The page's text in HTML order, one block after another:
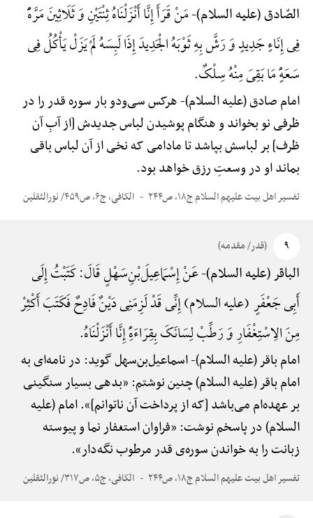
الصّادق (علیه السلام)-مَنْ قَرَأَ إِنَّا أَنْزَلْنَاهُ ثِنْتَیْنِ وَ ثَلَاثِینَ مَرَّهًًْ
فِی إِنَاءٍ جَدِیدٍ وَ رَشَّ بِهِ ثَوْبَهُ الْجَدِیدَ إِذَا لَبِسَهُ لَمْ یَزَلْ یَأْکُلُ فِی
سَعَهًٍْ مَا بَقِیَ مِنْهُ سِلْکٌ.
امام صادق (علیه السلام)-هرکس سی‌ودو بار سوره قدر را در
ظرفی نو بخواند و هنگام پوشیدن لباس جدیدش [از آبِ آن
ظرف] بر لباسش بپاشد تا مادامی که نخی از آن لباس باقی
بماند او در وسعتِ رزق خواهد بود.
تفسیر اهل بیت علیهم السلام ج۱۸، ص۲۴۴ الکافی، ج۶، ص۴۵۹/ نورالثقلین
۹ (قدر/ مقدمه)
الباقر (علیه السلام)-عَنْ إِسْمَاعِیلَ‌بْنِ‌سَهْلٍ قَالَ: کَتَبْتُ إِلَی
أَبِی جَعْفَرٍ (علیه السلام) إِنِّی قَدْ لَزِمَنِی دَیْنٌ فَادِحٌ فَکَتَبَ أَکْثِرْ
مِنَ الِاسْتِغْفَارِ وَ رَطِّبْ لِسَانَکَ بِقِرَاءَهًِْ إِنَّا أَنْزَلْنَاهُ.
امام باقر (علیه السلام)-اسماعیل‌بن‌سهل گوید: در نامه‌ای به
امام باقر (علیه السلام) چنین نوشتم: «بدهی بسیار سنگینی
بر عهده‌ام می‌باشد [که از پرداخت آن ناتوانم]». امام (علیه
السلام) در پاسخم نوشت: «فراوان استغفار نما و پیوسته
زبانت را به خواندن سوره‌ی قدر مرطوب نگه‌دار».
تفسیر اهل بیت علیهم السلام ج۱۸، ص۲۴۴ الکافی، ج۵، ص۳۱۷/ نورالثقلین